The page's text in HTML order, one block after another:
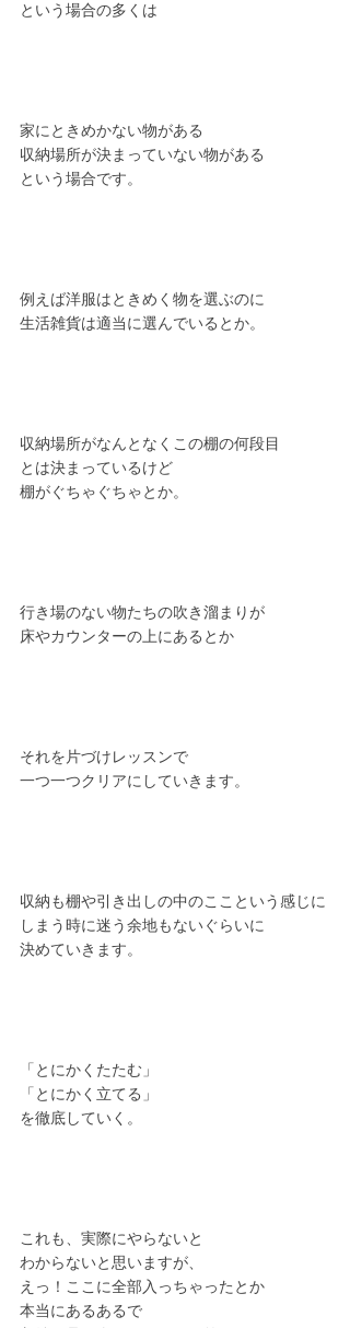
という場合の多くは
家にときめかない物がある
収納場所が決まっていない物がある
という場合です。
例えば洋服はときめく物を選ぶのに
生活雑貨は適当に選んでいるとか。
収納場所がなんとなくこの棚の何段目
とは決まっているけど
棚がぐちゃぐちゃとか。
行き場のない物たちの吹き溜まりが
床やカウンターの上にあるとか
それを片づけレッスンで
一つ一つクリアにしていきます。
収納も棚や引き出しの中のここという感じに
しまう時に迷う余地もないぐらいに
決めていきます。
「とにかくたたむ」
「とにかく立てる」
を徹底していく。
これも、実際にやらないと
わからないと思いますが、
えっ！ここに全部入っちゃったとか
本当にあるあるで